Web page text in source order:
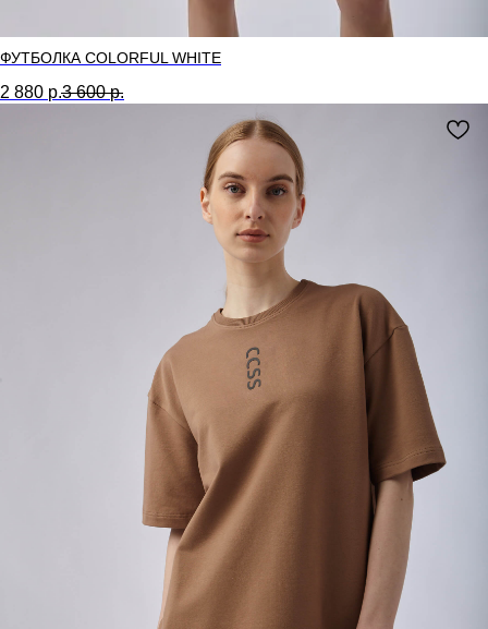
ФУТБОЛКА COLORFUL WHITE
2 880 р.3 600 р.